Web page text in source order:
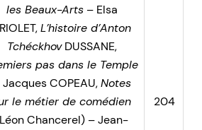
les Beaux-Arts– Elsa
L’histoire d’Anton
TchéckhovDUSSANE,
pas dans le Temple
Jacques COPEAU,Notes
le métier de comédien
Chancerel) – Jean-
204